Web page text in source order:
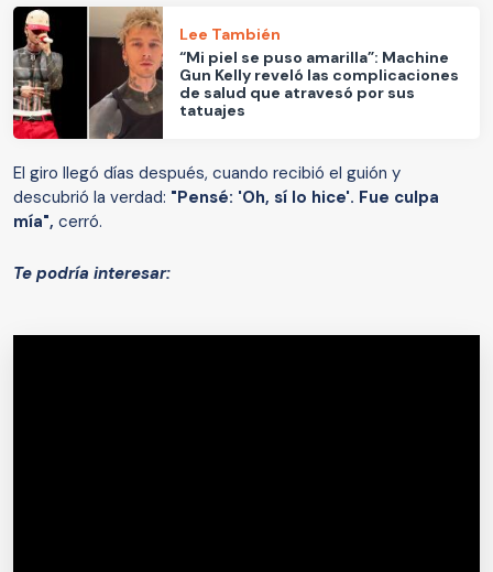
Lee También
“Mi piel se puso amarilla”: Machine
Gun Kelly reveló las complicaciones
de salud que atravesó por sus
tatuajes
El giro llegó días después, cuando recibió el guión y
descubrió la verdad: "Pensé: 'Oh, sí lo hice'. Fue culpa
mía", cerró.
Te podría interesar: